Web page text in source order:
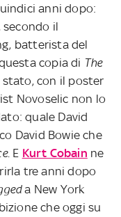
anni dopo:
il
batterista del
copia di The
stato, con il poster
Novoselic non lo
quale David
David Bowie che
. E Kurt Cobain ne
tre anni dopo
a New York
che oggi su